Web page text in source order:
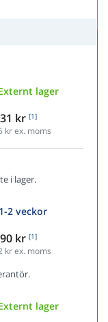
lager
kr [1]
kr ex. moms
i lager.
1-2 veckor
kr [1]
kr ex. moms
lager